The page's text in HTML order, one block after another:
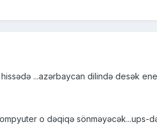
...azərbaycan dilində desək
o dəqiqə sönməyəcək...ups-